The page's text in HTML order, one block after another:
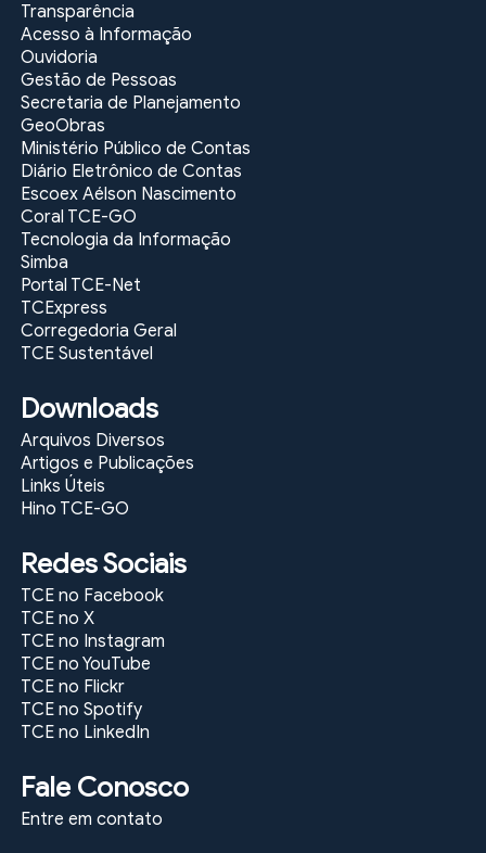
Transparência
Acesso à Informação
Ouvidoria
Gestão de Pessoas
Secretaria de Planejamento
GeoObras
Ministério Público de Contas
Diário Eletrônico de Contas
Escoex Aélson Nascimento
Coral TCE-GO
Tecnologia da Informação
Simba
Portal TCE-Net
TCExpress
Corregedoria Geral
TCE Sustentável
Downloads
Arquivos Diversos
Artigos e Publicações
Links Úteis
Hino TCE-GO
Redes Sociais
TCE no Facebook
TCE no X
TCE no Instagram
TCE no YouTube
TCE no Flickr
TCE no Spotify
TCE no LinkedIn
Fale Conosco
Entre em contato